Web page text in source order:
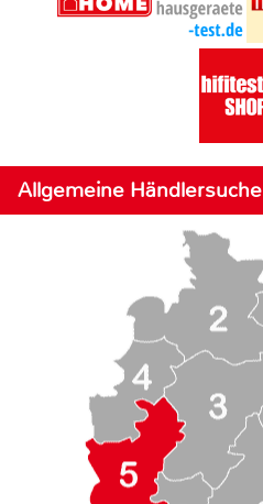
Allgemeine Händlersuche